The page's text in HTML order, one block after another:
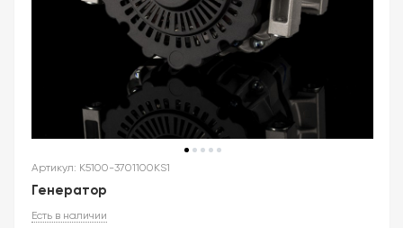
Артикул: K5100-3701100KS1
Генератор
Есть в наличии